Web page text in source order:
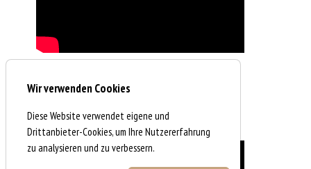
Wir verwenden Cookies
Diese Website verwendet eigene und
Drittanbieter-Cookies, um Ihre Nutzererfahrung
zu analysieren und zu verbessern.
BR "Wir in Bayern"